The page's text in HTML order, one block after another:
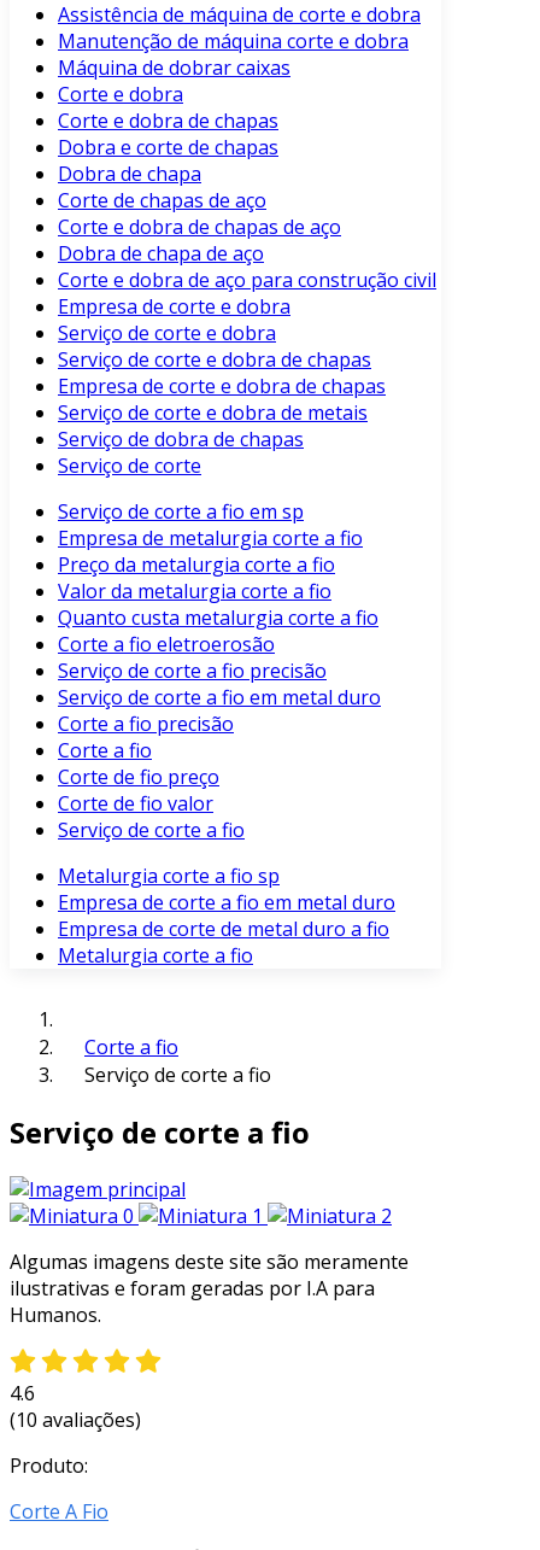
Assistência de máquina de corte e dobra
Manutenção de máquina corte e dobra
Máquina de dobrar caixas
Corte e dobra
Corte e dobra de chapas
Dobra e corte de chapas
Dobra de chapa
Corte de chapas de aço
Corte e dobra de chapas de aço
Dobra de chapa de aço
Corte e dobra de aço para construção civil
Empresa de corte e dobra
Serviço de corte e dobra
Serviço de corte e dobra de chapas
Empresa de corte e dobra de chapas
Serviço de corte e dobra de metais
Serviço de dobra de chapas
Serviço de corte
Serviço de corte a fio em sp
Empresa de metalurgia corte a fio
Preço da metalurgia corte a fio
Valor da metalurgia corte a fio
Quanto custa metalurgia corte a fio
Corte a fio eletroerosão
Serviço de corte a fio precisão
Serviço de corte a fio em metal duro
Corte a fio precisão
Corte a fio
Corte de fio preço
Corte de fio valor
Serviço de corte a fio
Metalurgia corte a fio sp
Empresa de corte a fio em metal duro
Empresa de corte de metal duro a fio
Metalurgia corte a fio
Corte a fio
Serviço de corte a fio
Serviço de corte a fio
Algumas imagens deste site são meramente
ilustrativas e foram geradas por I.A para
Humanos.
4.6
(10 avaliações)
Produto:
Corte A Fio